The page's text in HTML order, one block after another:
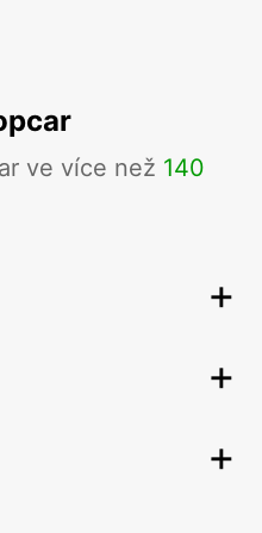
ve více než 140